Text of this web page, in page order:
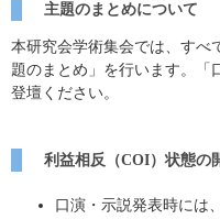
主題のまとめについて
本研究会学術集会では、すべ
題のまとめ」を行います。「
登壇ください。
利益相反（COI）状態の
口演・示説発表時には